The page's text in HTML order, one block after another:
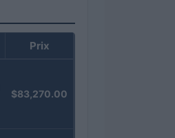
Prix
$83,270.00